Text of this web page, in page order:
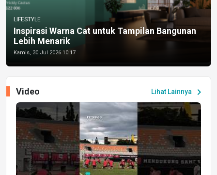
LIFESTYLE
Inspirasi Warna Cat untuk Tampilan Bangunan
Lebih Menarik
Kamis, 30 Jul 2026 10:17
Lihat Lainnya chevron_right
Video